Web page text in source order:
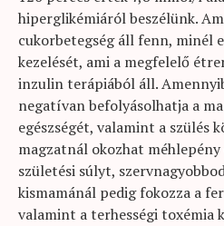
hiperglikémiáról beszélünk.
cukorbetegség áll fenn, minél
kezelését, ami a megfelelő
inzulin terápiából áll.
negatívan befolyásolhatja a
egészségét, valamint a szülés
magzatnál okozhat
születési súlyt,
kismamánál pedig fokozza a
valamint a terhességi toxémia